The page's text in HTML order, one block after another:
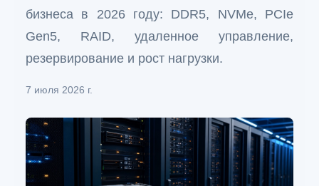
бизнеса в 2026 году: DDR5, NVMe, PCIe
Gen5, RAID, удаленное управление,
резервирование и рост нагрузки.
7 июля 2026 г.